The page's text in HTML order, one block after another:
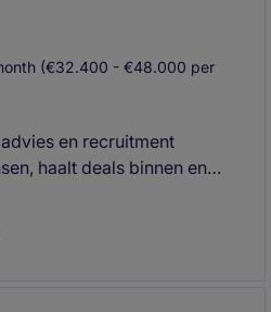
(€32.400 - €48.000 per
en recruitment
haalt deals binnen en